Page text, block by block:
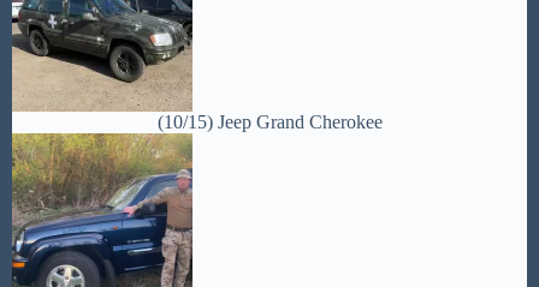
(10/15) Jeep Grand Cherokee